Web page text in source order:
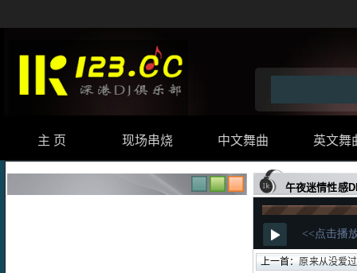
主 页 现场串烧 中文舞曲 英文舞
午夜迷情性感
上一首：原来从没爱过我